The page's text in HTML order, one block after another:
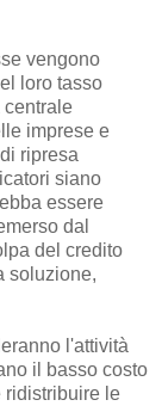
vengono
loro tasso
centrale
imprese e
ripresa
siano
essere
dal
del credito
soluzione,
l'attività
il basso costo
ridistribuire le